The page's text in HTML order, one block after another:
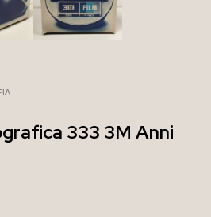
333 3M Anni